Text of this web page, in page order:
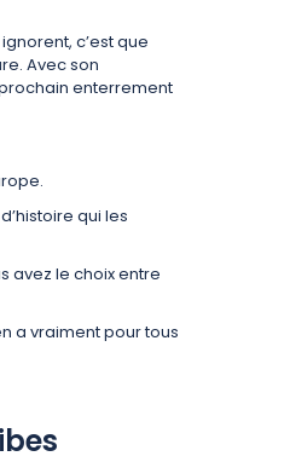
c’est que
Avec son
enterrement
qui les
avez le choix entre
a vraiment pour tous